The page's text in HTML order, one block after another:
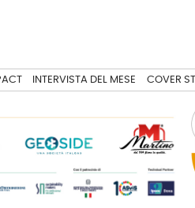
INTERVISTA DEL MESE COVER